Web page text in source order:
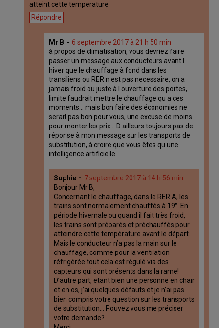
atteint cette température.
Répondre
Mr B
6 septembre 2017 à 21 h 50 min
à propos de climatisation, vous devriez faire
passer un message aux conducteurs avant l
hiver que le chauffage à fond dans les
transiliens ou RER n est pas necessaire, on a
jamais froid ou juste à l ouverture des portes,
limite faudrait mettre le chauffage qu a ces
moments… mais bon faire des économies ne
serait pas bon pour vous, une excuse de moins
pour monter les prix… D ailleurs toujours pas de
réponse à mon message sur les transports de
substitution, à croire que vous êtes qu une
intelligence artificielle
Sophie
7 septembre 2017 à 14 h 56 min
Bonjour Mr B,
Concernant le chauffage, dans le RER A, les
trains sont normalement chauffés à 19°. En
période hivernale ou quand il fait très froid,
les trains sont préparés et préchauffés pour
atteindre cette température avant le départ.
Mais le conducteur n’a pas la main sur le
chauffage, comme pour la ventilation
réfrigérée tout cela est régulé via des
capteurs qui sont présents dans la rame!
D’autre part, étant bien une personne en chair
et en os, j’ai quelques défauts et je n’ai pas
bien compris votre question sur les transports
de substitution… Pouvez vous me préciser
votre demande?